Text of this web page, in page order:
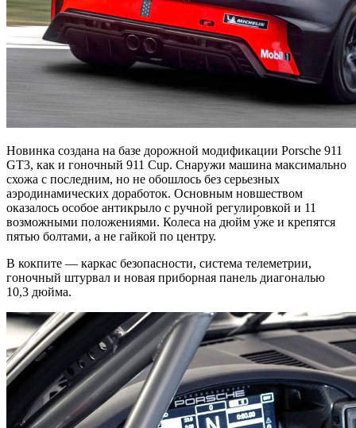
Новинка создана на базе дорожной модификации Porsche 911
GT3, как и гоночный 911 Cup. Снаружи машина максимально
схожа с последним, но не обошлось без серьезных
аэродинамических доработок. Основным новшеством
оказалось особое антикрыло с ручной регулировкой и 11
возможными положениями. Колеса на дюйм у́же и крепятся
пятью болтами, а не гайкой по центру.
В кокпите — каркас безопасности, система телеметрии,
гоночный штурвал и новая приборная панель диагональю
10,3 дюйма.